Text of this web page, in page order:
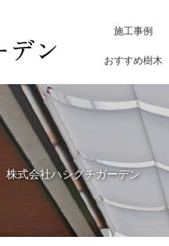
施工事例
おすすめ樹木
式会社ハシグチガーデン